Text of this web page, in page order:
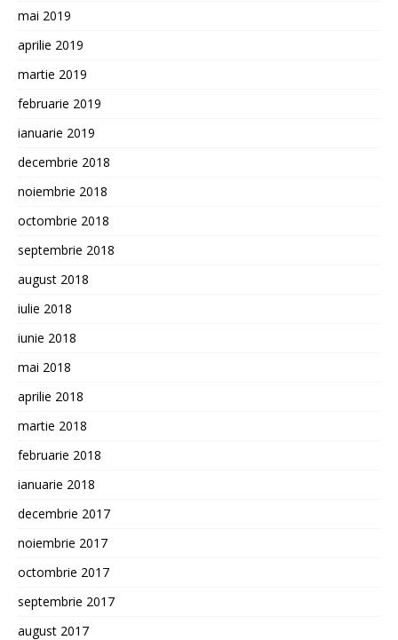
mai 2019
aprilie 2019
martie 2019
februarie 2019
ianuarie 2019
decembrie 2018
noiembrie 2018
octombrie 2018
septembrie 2018
august 2018
iulie 2018
iunie 2018
mai 2018
aprilie 2018
martie 2018
februarie 2018
ianuarie 2018
decembrie 2017
noiembrie 2017
octombrie 2017
septembrie 2017
august 2017